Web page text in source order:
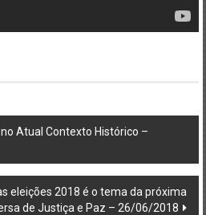
Atual Contexto Histórico –
eleições 2018 é o tema da próxima
de Justiça e Paz – 26/06/2018